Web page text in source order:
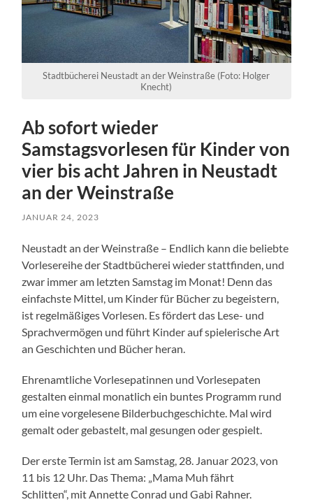
Stadtbücherei Neustadt an der Weinstraße (Foto: Holger
Knecht)
Ab sofort wieder
Samstagsvorlesen für Kinder von
vier bis acht Jahren in Neustadt
an der Weinstraße
JANUAR 24, 2023
Neustadt an der Weinstraße – Endlich kann die beliebte
Vorlesereihe der Stadtbücherei wieder stattfinden, und
zwar immer am letzten Samstag im Monat! Denn das
einfachste Mittel, um Kinder für Bücher zu begeistern,
ist regelmäßiges Vorlesen. Es fördert das Lese- und
Sprachvermögen und führt Kinder auf spielerische Art
an Geschichten und Bücher heran.
Ehrenamtliche Vorlesepatinnen und Vorlesepaten
gestalten einmal monatlich ein buntes Programm rund
um eine vorgelesene Bilderbuchgeschichte. Mal wird
gemalt oder gebastelt, mal gesungen oder gespielt.
Der erste Termin ist am Samstag, 28. Januar 2023, von
11 bis 12 Uhr. Das Thema: „Mama Muh fährt
Schlitten“, mit Annette Conrad und Gabi Rahner.